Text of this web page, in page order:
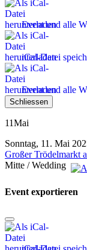
Event und alle
iCal-Datei
Event und alle
Schliessen
11Mai
Sonntag, 11. Mai
Großer Trödelmarkt
Mitte / Wedding
Event exportieren